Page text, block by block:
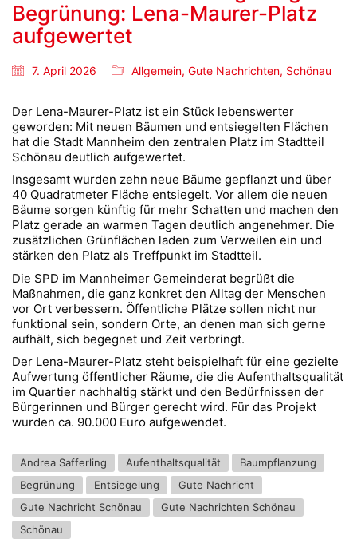
Begrünung: Lena-Maurer-Platz
aufgewertet
7. April 2026 Allgemein, Gute Nachrichten, Schönau
Der Lena-Maurer-Platz ist ein Stück lebenswerter
geworden: Mit neuen Bäumen und entsiegelten Flächen
hat die Stadt Mannheim den zentralen Platz im Stadtteil
Schönau deutlich aufgewertet.
Insgesamt wurden zehn neue Bäume gepflanzt und über
40 Quadratmeter Fläche entsiegelt. Vor allem die neuen
Bäume sorgen künftig für mehr Schatten und machen den
Platz gerade an warmen Tagen deutlich angenehmer. Die
zusätzlichen Grünflächen laden zum Verweilen ein und
stärken den Platz als Treffpunkt im Stadtteil.
Die SPD im Mannheimer Gemeinderat begrüßt die
Maßnahmen, die ganz konkret den Alltag der Menschen
vor Ort verbessern. Öffentliche Plätze sollen nicht nur
funktional sein, sondern Orte, an denen man sich gerne
aufhält, sich begegnet und Zeit verbringt.
Der Lena-Maurer-Platz steht beispielhaft für eine gezielte
Aufwertung öffentlicher Räume, die die Aufenthaltsqualität
im Quartier nachhaltig stärkt und den Bedürfnissen der
Bürgerinnen und Bürger gerecht wird. Für das Projekt
wurden ca. 90.000 Euro aufgewendet.
Andrea Safferling Aufenthaltsqualität
Baumpflanzung
Begrünung
Entsiegelung
Gute Nachricht
Gute Nachricht Schönau
Gute Nachrichten Schönau
Schönau